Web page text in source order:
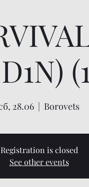
28.06
  |
Borovets
Registration is closed
See other events